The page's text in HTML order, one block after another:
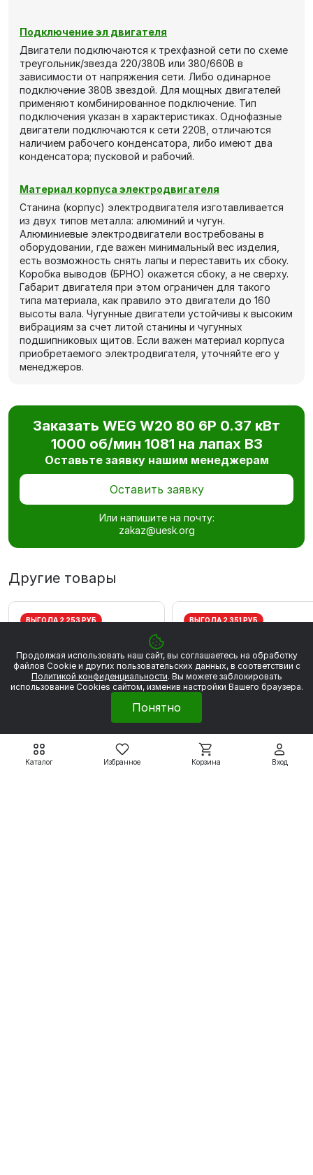
Каталог Избранное Корзина Вход
Подключение эл двигателя
Двигатели подключаются к трехфазной сети по схеме
треугольник/звезда 220/380В или 380/660В в
зависимости от напряжения сети. Либо одинарное
подключение 380В звездой. Для мощных двигателей
применяют комбинированное подключение. Тип
подключения указан в характеристиках. Однофазные
двигатели подключаются к сети 220В, отличаются
наличием рабочего конденсатора, либо имеют два
конденсатора; пусковой и рабочий.
Материал корпуса электродвигателя
Станина (корпус) электродвигателя изготавливается
из двух типов металла: алюминий и чугун.
Алюминиевые электродвигатели востребованы в
оборудовании, где важен минимальный вес изделия,
есть возможность снять лапы и переставить их сбоку.
Коробка выводов (БРНО) окажется сбоку, а не сверху.
Габарит двигателя при этом ограничен для такого
типа материала, как правило это двигатели до 160
высоты вала. Чугунные двигатели устойчивы к высоким
вибрациям за счет литой станины и чугунных
подшипниковых щитов. Если важен материал корпуса
приобретаемого электродвигателя, уточняйте его у
менеджеров.
Заказать WEG W20 80 6P 0.37 кВт
1000 об/мин 1081 на лапах В3
Оставьте заявку нашим менеджерам
Оставить заявку
Или напишите на почту:
zakaz@uesk.org
Другие товары
ВЫГОДА 2 253 РУБ ВЫГОДА 2 351 РУБ
Продолжая использовать наш сайт, вы соглашаетесь на обработку
файлов Сookie и других пользовательских данных, в соответствии с
Политикой конфиденциальности. Вы можете заблокировать
использование Cookies сайтом, изменив настройки Вашего браузера.
Понятно